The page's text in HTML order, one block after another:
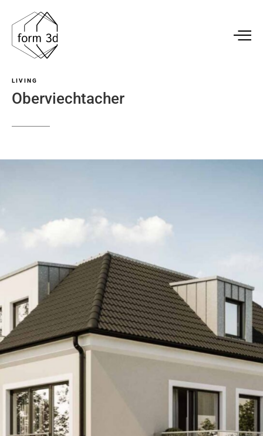
LIVING
Oberviechtacher